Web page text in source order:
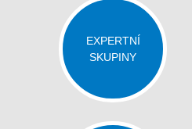
EXPERTNÍ
SKUPINY